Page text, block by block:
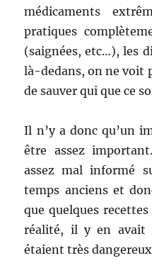
médicaments
pratiques
(saignées, etc…), les
là-dedans, on ne voit
de sauver qui que ce
Il n’y a donc qu’un
être assez
assez mal informé
temps anciens et
que quelques
réalité, il y en avait
étaient très